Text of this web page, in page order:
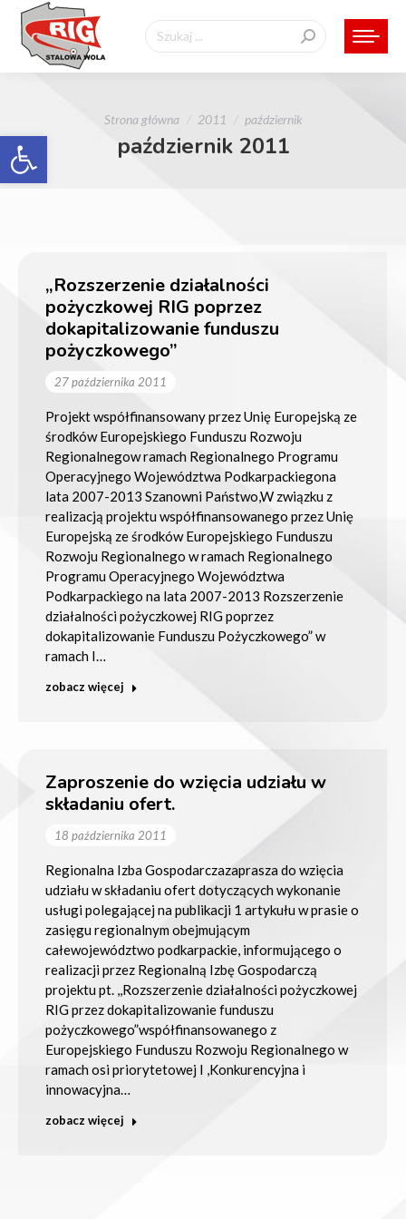
Otwórz pasek narzędzi
Szukaj:
Jesteś tutaj:
Strona główna 2011 październik
październik 2011
„Rozszerzenie działalności
pożyczkowej RIG poprzez
dokapitalizowanie funduszu
pożyczkowego”
27 października 2011
Projekt współfinansowany przez Unię Europejską ze
środków Europejskiego Funduszu Rozwoju
Regionalnegow ramach Regionalnego Programu
Operacyjnego Województwa Podkarpackiegona
lata 2007-2013 Szanowni Państwo,W związku z
realizacją projektu współfinansowanego przez Unię
Europejską ze środków Europejskiego Funduszu
Rozwoju Regionalnego w ramach Regionalnego
Programu Operacyjnego Województwa
Podkarpackiego na lata 2007-2013 Rozszerzenie
działalności pożyczkowej RIG poprzez
dokapitalizowanie Funduszu Pożyczkowego” w
ramach I…
zobacz więcej
Zaproszenie do wzięcia udziału w
składaniu ofert.
18 października 2011
Regionalna Izba Gospodarczazaprasza do wzięcia
udziału w składaniu ofert dotyczących wykonanie
usługi polegającej na publikacji 1 artykułu w prasie o
zasięgu regionalnym obejmującym
całewojewództwo podkarpackie, informującego o
realizacji przez Regionalną Izbę Gospodarczą
projektu pt. ,,Rozszerzenie działalności pożyczkowej
RIG przez dokapitalizowanie funduszu
pożyczkowego”współfinansowanego z
Europejskiego Funduszu Rozwoju Regionalnego w
ramach osi priorytetowej I ,Konkurencyjna i
innowacyjna…
zobacz więcej